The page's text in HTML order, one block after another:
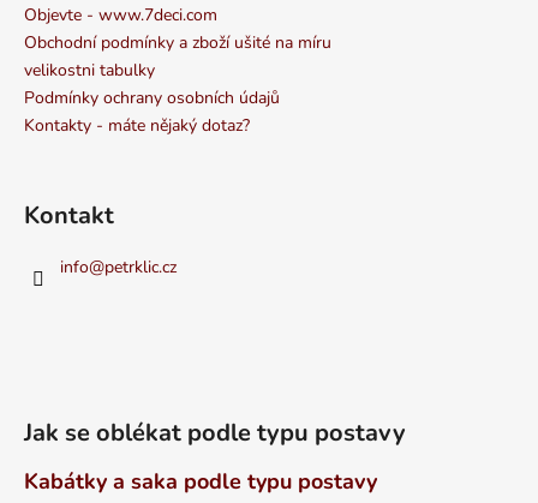
Objevte - www.7deci.com
Obchodní podmínky a zboží ušité na míru
velikostni tabulky
Podmínky ochrany osobních údajů
Kontakty - máte nějaký dotaz?
Kontakt
info@petrklic.cz
Jak se oblékat podle typu postavy
Kabátky a saka podle typu postavy